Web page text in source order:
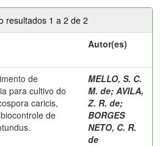
resultados 1 a 2 de 2
Autor(es)
de
para cultivo do
caricis,
de
MELLO, S. C.
M. de; AVILA,
Z. R. de;
BORGES
NETO, C. R.
de